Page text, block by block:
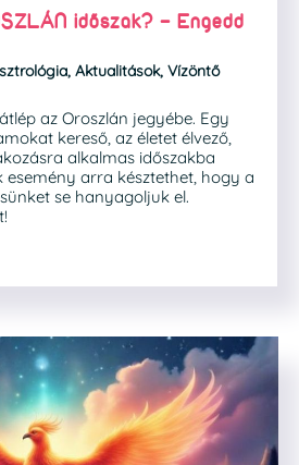
időszak? – Engedd
, Aktualitások, Vízöntő
az Oroszlán jegyébe. Egy
kereső, az életet élvező,
alkalmas időszakba
esemény arra késztethet, hogy a
se hanyagoljuk el.